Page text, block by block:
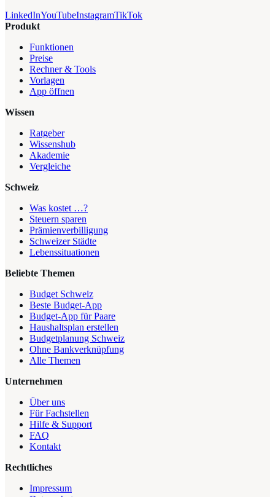
LinkedInYouTubeInstagramTikTok
Produkt
Funktionen
Preise
Rechner & Tools
Vorlagen
App öffnen
Wissen
Ratgeber
Wissenshub
Akademie
Vergleiche
Schweiz
Was kostet …?
Steuern sparen
Prämienverbilligung
Schweizer Städte
Lebenssituationen
Beliebte Themen
Budget Schweiz
Beste Budget-App
Budget-App für Paare
Haushaltsplan erstellen
Budgetplanung Schweiz
Ohne Bankverknüpfung
Alle Themen
Unternehmen
Über uns
Für Fachstellen
Hilfe & Support
FAQ
Kontakt
Rechtliches
Impressum